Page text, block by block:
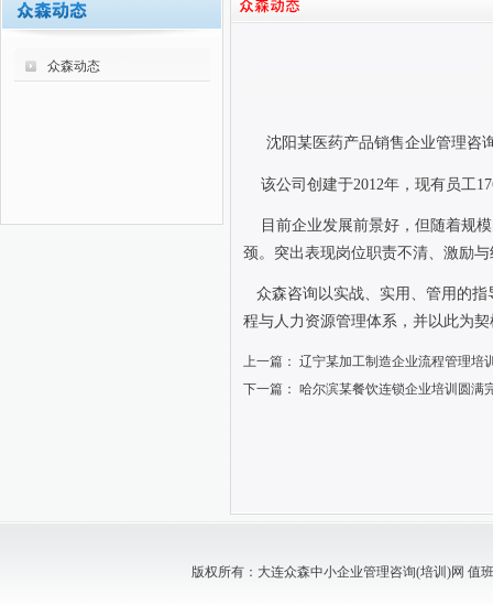
众森动态
沈阳某医药产品销售企业管理咨
该公司创建于2012年，现有员工
目前企业发展前景好，但随着规
颈。突出表现岗位职责不清、激励
众森咨询以实战、实用、管用的
程与人力资源管理体系，并以此为
上一篇： 辽宁某加工制造企业流程管理培
下一篇： 哈尔滨某餐饮连锁企业培训圆满
版权所有：大连众森中小企业管理咨询(培训)网 值